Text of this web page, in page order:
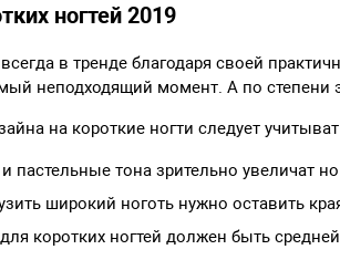
ногтей 2019
в тренде благодаря своей
неподходящий момент. А по степени
на короткие ногти следует
пастельные тона зрительно увеличат
широкий ноготь нужно оставить
коротких ногтей должен быть